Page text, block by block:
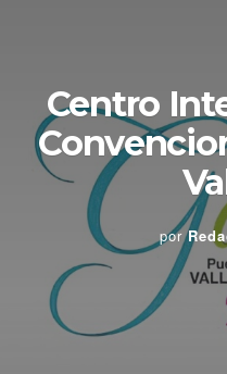
Centro
por